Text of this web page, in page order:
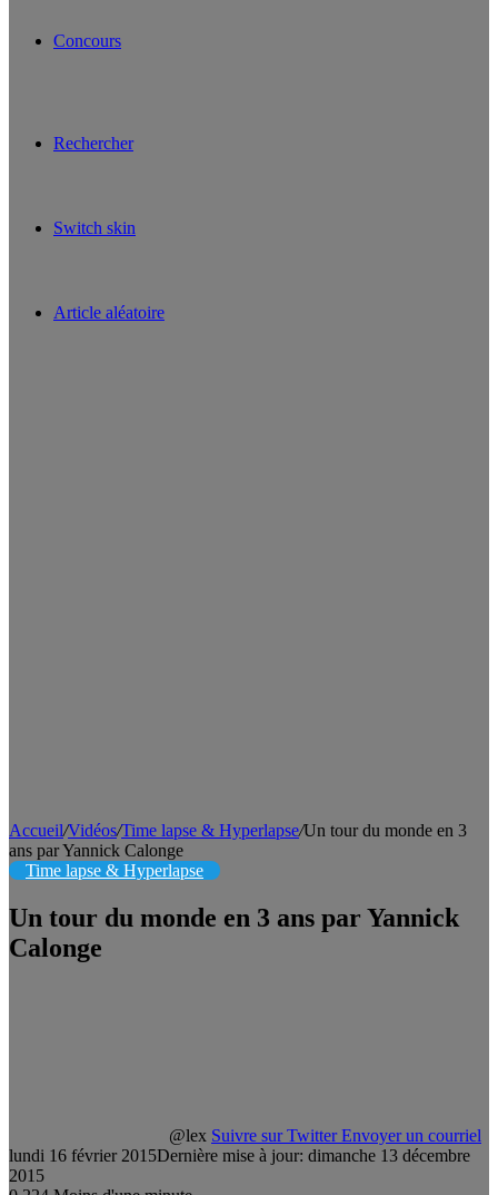
Concours
Rechercher
Switch skin
Article aléatoire
Accueil/Vidéos/Time lapse & Hyperlapse/Un tour du monde en 3
ans par Yannick Calonge
Time lapse & Hyperlapse
Un tour du monde en 3 ans par Yannick
Calonge
@lex Suivre sur Twitter Envoyer un courriel
lundi 16 février 2015Dernière mise à jour: dimanche 13 décembre
2015